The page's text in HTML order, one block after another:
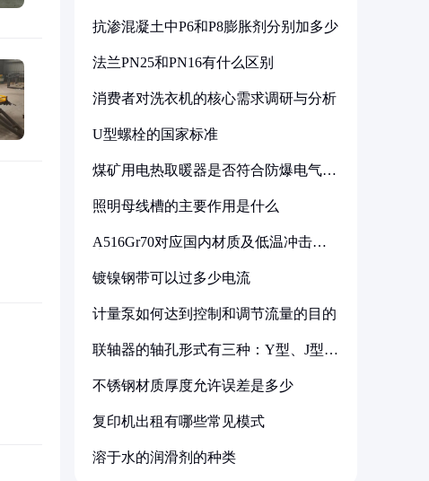
抗渗混凝土中P6和P8膨胀剂分别加多少
法兰PN25和PN16有什么区别
消费者对洗衣机的核心需求调研与分析
U型螺栓的国家标准
煤矿用电热取暖器是否符合防爆电气设
照明母线槽的主要作用是什么
A516Gr70对应国内材质及低温冲击要
镀镍钢带可以过多少电流
计量泵如何达到控制和调节流量的目的
联轴器的轴孔形式有三种：Y型、J型、
不锈钢材质厚度允许误差是多少
复印机出租有哪些常见模式
溶于水的润滑剂的种类